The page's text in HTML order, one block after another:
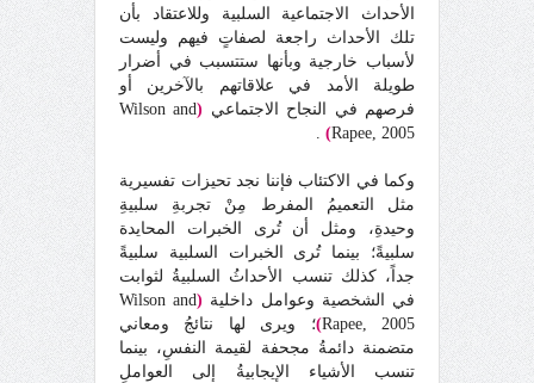
الأحداث الاجتماعية السلبية وللاعتقاد بأن
تلك الأحداث راجعة لصفاتٍ فيهم وليست
لأسباب خارجية وبأنها ستتسبب في أضرار
طويلة الأمد في علاقاتهم بالآخرين أو
فرصهم في النجاح الاجتماعي (
Wilson and
Rapee, 2005
)
وكما في الاكتئاب فإننا نجد تحيزات تفسيرية
مثل التعميمُ المفرط مِنْ تجربةِ سلبيةِ
وحيدةِ، ومثل أن تُرى الخبرات المحايدة
سلبيةً؛ بينما تُرى الخبرات السلبية سلبيةً
جداً، كذلك تنسب الأحداثُ السلبيةُ لثوابت
في الشخصية وعوامل داخلية (
Wilson and
Rapee, 2005
)؛ ويرى لها نتائجُ ومعاني
متضمنة دائمةُ مجحفة لقيمة النفسِ، بينما
تنسب الأشياء الإيجابيةُ إلى العواملِ